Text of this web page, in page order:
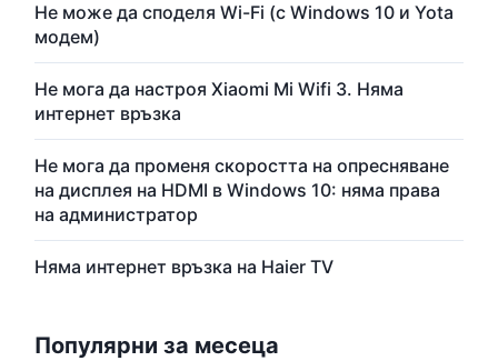
Не може да споделя Wi-Fi (с Windows 10 и Yota
модем)
Не мога да настроя Xiaomi Mi Wifi 3. Няма
интернет връзка
Не мога да променя скоростта на опресняване
на дисплея на HDMI в Windows 10: няма права
на администратор
Няма интернет връзка на Haier TV
Популярни за месеца